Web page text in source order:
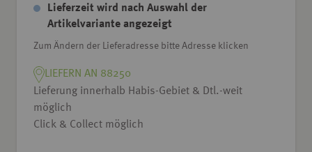
Lieferzeit wird nach Auswahl der
Artikelvariante angezeigt
Zum Ändern der Lieferadresse bitte Adresse klicken
LIEFERN AN 88250
Lieferung innerhalb Habis-Gebiet & Dtl.-weit
möglich
Click & Collect möglich